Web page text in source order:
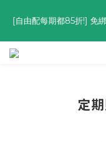
[自由配每期都85折!] 免
優惠碼<go300>
定